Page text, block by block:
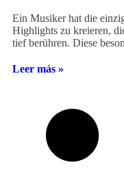
Ein Musiker hat die
Highlights zu kreieren,
tief berühren. Diese
Leer más »